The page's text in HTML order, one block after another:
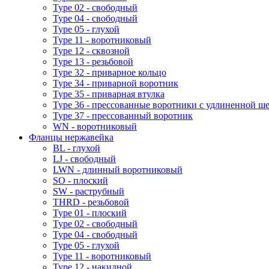
Type 02 - свободный
Type 04 - свободный
Type 05 - глухой
Type 11 - воротниковый
Type 12 - сквозной
Type 13 - резьбовой
Type 32 - приварное кольцо
Type 34 - приварной воротник
Type 35 - приварная втулка
Type 36 - прессованные воротники с удлиненной
Type 37 - прессованный воротник
WN - воротниковый
Фланцы нержавейка
BL - глухой
LJ - свободный
LWN - длинный воротниковый
SO - плоский
SW - раструбный
THRD - резьбовой
Type 01 - плоский
Type 02 - свободный
Type 04 - свободный
Type 05 - глухой
Type 11 - воротниковый
Type 12 - накидной